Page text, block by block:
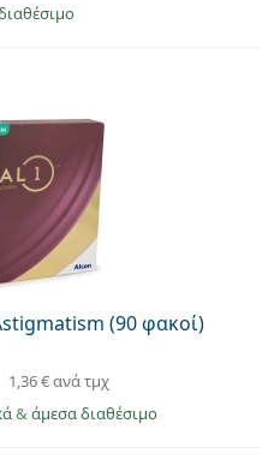
(90 φακοί)
1,36 €ανά τμχ
& άμεσα διαθέσιμο